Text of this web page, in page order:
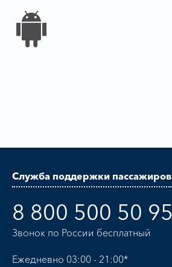
Служба поддержки пассажиров
8 800 500 50 95
Звонок по России бесплатный
Ежедневно 03:00 - 21:00*